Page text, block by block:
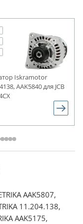
Iskramotor
AAK5840 для JCB
AAK5807,
11.204.138,
AAK5175,